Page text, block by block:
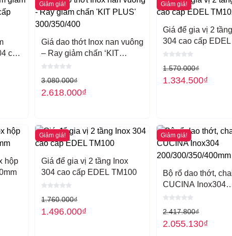
chất liệu
Inox 3O4 đạt tiêu chuẩn Nhật Bản JIS G4303
inox.
phẩm KITPLUStại Saigon Home Kitchen
trên thị trường nhà bếp.
đặt tại TPHCM và Hà Nội.Sản phẩm cam kết chính hãng 100%.
hãng sản phẩm lên đến 3 năm.
0901.382.555 – 0907.262.388 để đặt hàng và được tư vấn chi tiết
cao
Giảm giá!
Giá dao thớt Inox nan vuông
– Ray giảm chấn ‘KIT
PLUS’ 300/350/400
3.080.000₫
2.618.000₫
Giảm giá!
Giá để gia vị 2
304 cao cấp
1.570.000₫
1.334.500₫
hộp
Giảm giá!
Giá để gia vị 2 tầng Inox
304 cao cấp EDEL TM100
1.760.000₫
1.496.000₫
Giảm giá!
Bộ rổ dao thớt,
CUCINA Inox304
200/300/350/
2.417.800₫
2.055.130₫